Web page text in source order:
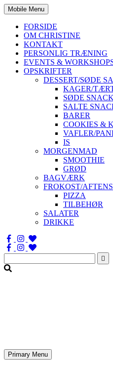
Mobile Menu
FORSIDE
OM CHRISTINE
KONTAKT
PERSONLIG TRÆNING
EVENTS &
OPSKRIFTER
DESSERT/SØDE
KAGER/
SØDE
SALTE
BARER
COOKIES &
VAFLER/
IS
MORGENMAD
SMOOTHIE
GRØD
BAGVÆRK
FROKOST/
PIZZA
TILBEHØR
SALATER
DRIKKE
Søg
efter:
Primary Menu